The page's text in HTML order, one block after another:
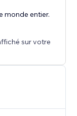
monde entier.
sur votre